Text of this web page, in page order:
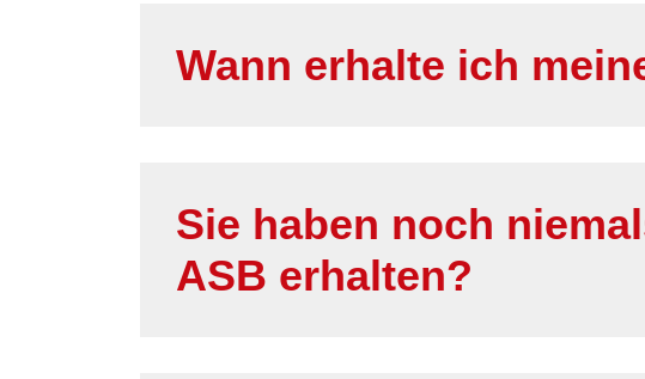
Wann erhalte ich
Sie haben noch
ASB erhalten?